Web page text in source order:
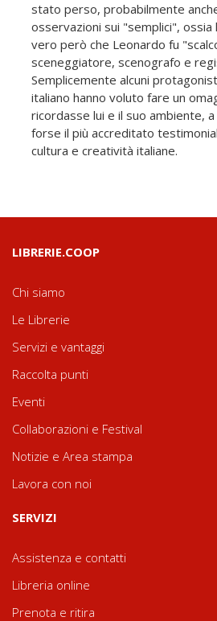
stato perso, probabilmente
osservazioni sui "semplici", ossia
vero però che Leonardo fu
sceneggiatore, scenografo e
Semplicemente alcuni
italiano hanno voluto fare un
ricordasse lui e il suo ambiente,
forse il più accreditato
cultura e creatività italiane.
LIBRERIE.COOP
Chi siamo
Le Librerie
Servizi e vantaggi
Raccolta punti
Eventi
Collaborazioni e Festival
Notizie e Area stampa
Lavora con noi
SERVIZI
Assistenza e contatti
Libreria online
Prenota e ritira